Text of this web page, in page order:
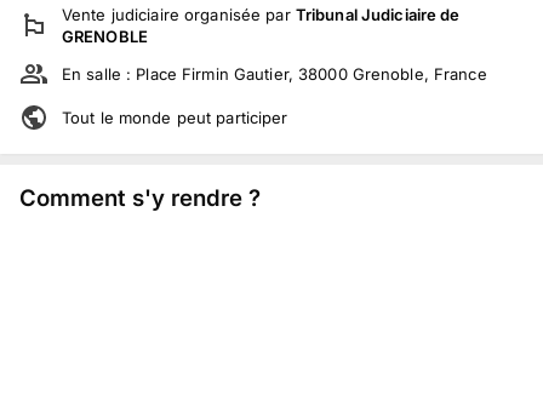
Vente judiciaire organisée par Tribunal Judiciaire de
GRENOBLE
En salle : Place Firmin Gautier, 38000 Grenoble, France
Tout le monde peut participer
Comment s'y rendre ?